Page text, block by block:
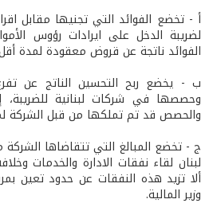
أ­ - تخضع الفوائد التي تجنيها مقابل
لضريبة الدخل على ايرادات رؤوس
الفوائد ناتجة عن قروض معقودة لمدة
ب­ - يخضع ربح التحسين الناتج عن
وحصصها في شركات لبنانية
والحصص قد تم تملكها من قبل الشركة
ج­ - تخضع المبالغ التي تتقاضاها
ألا تزيد هذه النفقات عن حدود تعين
وزير المالية.